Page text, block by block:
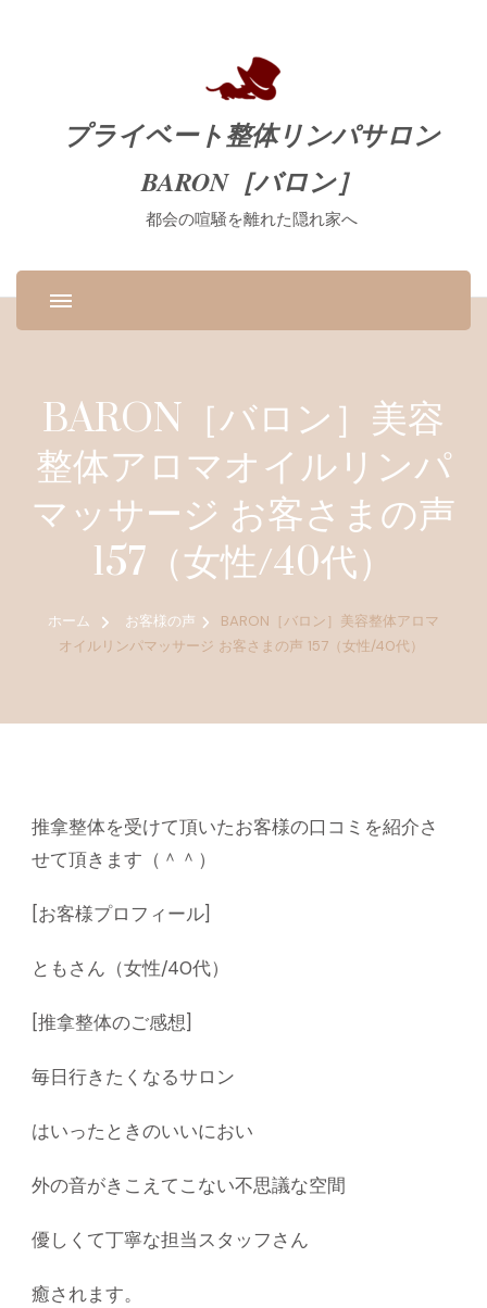
プライベート整体リンパサロン
BARON［バロン］
都会の喧騒を離れた隠れ家へ
BARON［バロン］美容
整体アロマオイルリンパ
マッサージ お客さまの声
157（女性/40代）
ホーム お客様の声
BARON［バロン］美容整体アロマ
オイルリンパマッサージ お客さまの声 157（女性/40代）
推拿整体を受けて頂いたお客様の口コミを紹介さ
せて頂きます（＾＾）
[お客様プロフィール]
ともさん（女性/40代）
[推拿整体のご感想]
毎日行きたくなるサロン
はいったときのいいにおい
外の音がきこえてこない不思議な空間
優しくて丁寧な担当スタッフさん
癒されます。